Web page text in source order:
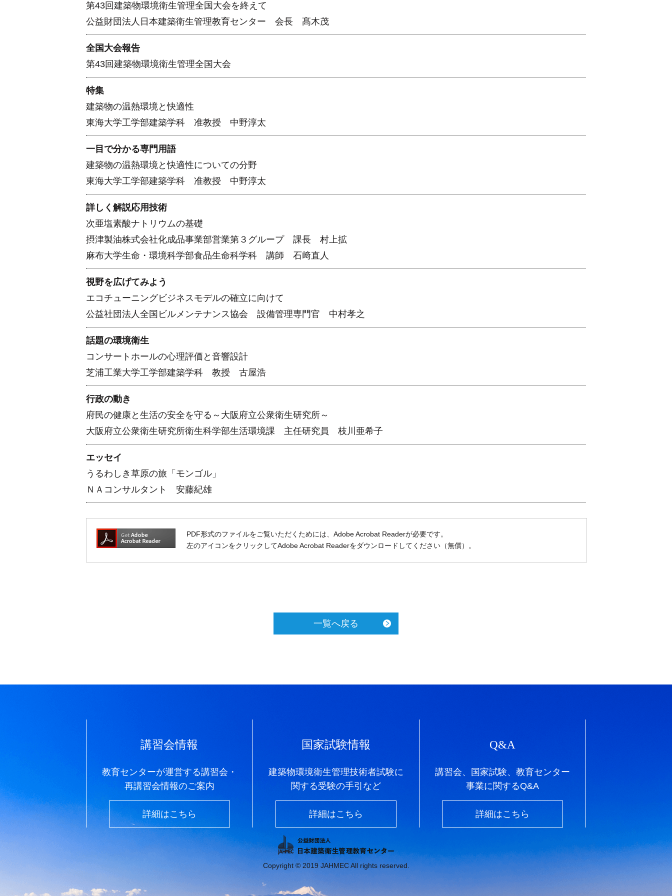
第43回建築物環境衛生管理全国大会を終えて
公益財団法人日本建築衛生管理教育センター 会長 髙木茂
全国大会報告
第43回建築物環境衛生管理全国大会
特集
建築物の温熱環境と快適性
東海大学工学部建築学科 准教授 中野淳太
一目で分かる専門用語
建築物の温熱環境と快適性についての分野
東海大学工学部建築学科 准教授 中野淳太
詳しく解説応用技術
次亜塩素酸ナトリウムの基礎
摂津製油株式会社化成品事業部営業第３グループ 課長 村上拡
麻布大学生命・環境科学部食品生命科学科 講師 石﨑直人
視野を広げてみよう
エコチューニングビジネスモデルの確立に向けて
公益社団法人全国ビルメンテナンス協会 設備管理専門官 中村孝之
話題の環境衛生
コンサートホールの心理評価と音響設計
芝浦工業大学工学部建築学科 教授 古屋浩
行政の動き
府民の健康と生活の安全を守る～大阪府立公衆衛生研究所～
大阪府立公衆衛生研究所衛生科学部生活環境課 主任研究員 枝川亜希子
エッセイ
うるわしき草原の旅「モンゴル」
ＮＡコンサルタント 安藤紀雄
PDF形式のファイルをご覧いただくためには、Adobe Acrobat Readerが必要です。
左のアイコンをクリックしてAdobe Acrobat Readerをダウンロードしてください（無償）。
一覧へ戻る
講習会情報
教育センターが運営する講習会・
再講習会情報のご案内
詳細はこちら
国家試験情報
建築物環境衛生管理技術者試験に
関する受験の手引など
詳細はこちら
Q&A
講習会、国家試験、教育センター
事業に関するQ&A
詳細はこちら
Copyright © 2019 JAHMEC All rights reserved.